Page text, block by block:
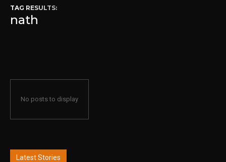
TAG RESULTS:
nath
No posts to display
Latest Stories